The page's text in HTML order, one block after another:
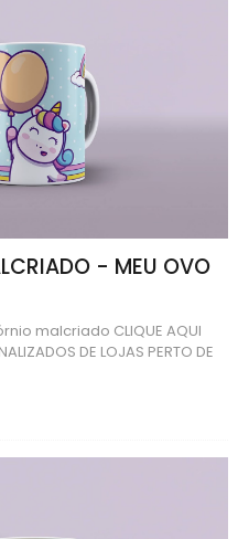
- MEU OVO
malcriado CLIQUE AQUI
DE LOJAS PERTO DE